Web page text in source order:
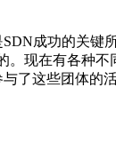
SDN成功的关键
。现在有各种不
与了这些团体的